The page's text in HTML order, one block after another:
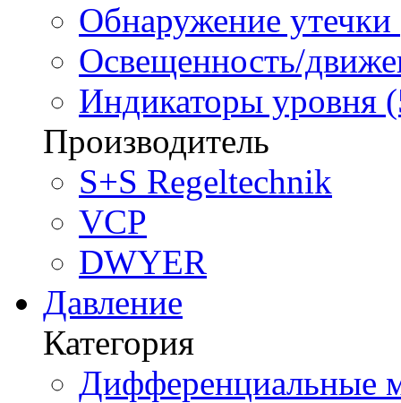
Обнаружение утечки
Освещенность/
Индикаторы уровня
Производитель
S+S Regeltechnik
VCP
DWYER
Давление
Категория
Дифференциальные